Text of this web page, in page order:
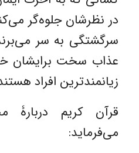
در نظرشان جلوه‌گر
سرگشتگی به سر
عذاب سخت برایشان
زیانمندترین افراد
قرآن کریم دربارۀ
می‌فرماید: